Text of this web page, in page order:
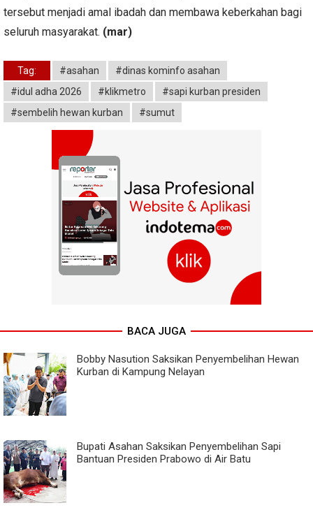
tersebut menjadi amal ibadah dan membawa keberkahan bagi
seluruh masyarakat. (mar)
Tag: #asahan
#dinas kominfo asahan
#idul adha 2026
#klikmetro
#sapi kurban presiden
#sembelih hewan kurban
#sumut
BACA JUGA
Bobby Nasution Saksikan Penyembelihan Hewan
Kurban di Kampung Nelayan
Bupati Asahan Saksikan Penyembelihan Sapi
Bantuan Presiden Prabowo di Air Batu